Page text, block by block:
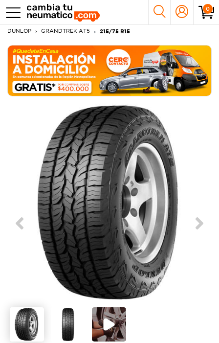
0
DUNLOP GRANDTREK AT5 215/75 R15
Previous Next